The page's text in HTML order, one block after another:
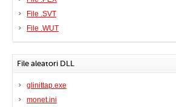
File .SVT
File .WUT
File aleatori DLL
glinittap.exe
monet.ini